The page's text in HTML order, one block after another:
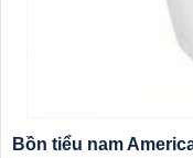
Bồn tiểu nam